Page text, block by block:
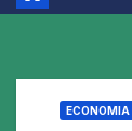
ECONOMIA